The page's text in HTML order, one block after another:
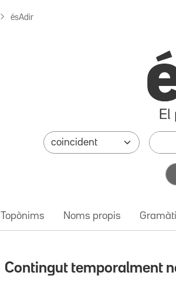
ésAdir
Topònims Noms propis
Contingut temporalment